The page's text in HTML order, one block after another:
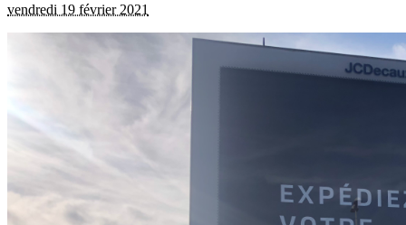
vendredi 19 février 2021